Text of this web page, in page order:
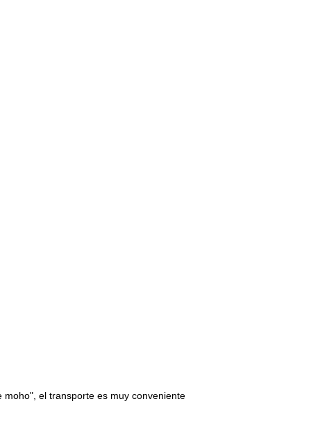
el transporte es muy conveniente